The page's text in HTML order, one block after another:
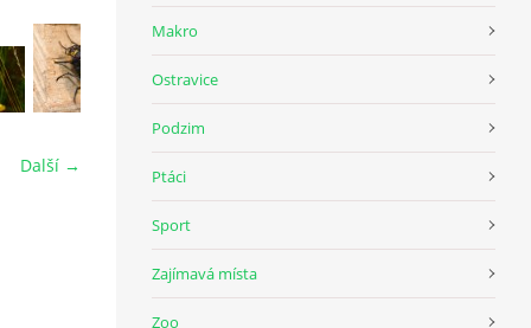
Další →
Makro
Ostravice
Podzim
Ptáci
Sport
Zajímavá místa
Zoo